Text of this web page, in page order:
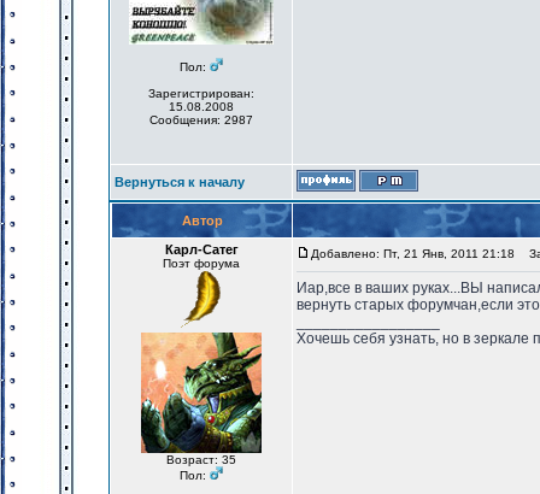
Пол:
Зарегистрирован:
15.08.2008
Сообщения: 2987
Вернуться к началу
Автор
Карл-Сатег
Поэт форума
Возраст: 35
Пол:
Добавлено: Пт, 21 Янв, 2011 21:18
Иар,все в ваших руках...ВЫ
вернуть старых форумчан,если
Хочешь себя узнать, но в зеркале